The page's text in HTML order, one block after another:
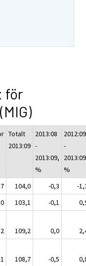
för
Totalt
2013:09
2013:08
-
2013:09,
%
2012:09
-
%
104,0 -0,3
-
103,1 -0,1
109,2 0,0
108,7 -0,5